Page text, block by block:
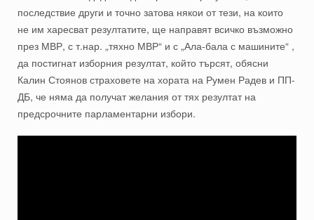
последствие други и точно затова някои от тези, на които
не им харесват резултатите, ще направят всичко възможно
през МВР, с т.нар. „тяхно МВР“ и с „Ала-бала с машините“ ,
да постигнат изборния резултат, който търсят, обясни
Калин Стоянов страховете на хората на Румен Радев и ПП-
ДБ, че няма да получат желания от тях резултат на
предсрочните парламентарни избори.